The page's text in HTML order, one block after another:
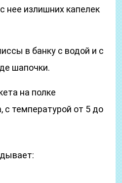
нее излишних капелек
в банку с водой и с
шапочки.
на полке
с температурой от 5 до